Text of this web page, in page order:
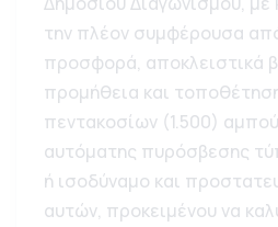
την πλέον συμφέρουσα
προσφορά, αποκλειστικά
προμήθεια και
πεντακοσίων (1.500)
αυτόματης πυρόσβεσης
ή ισοδύναμο και
αυτών, προκειμένου να